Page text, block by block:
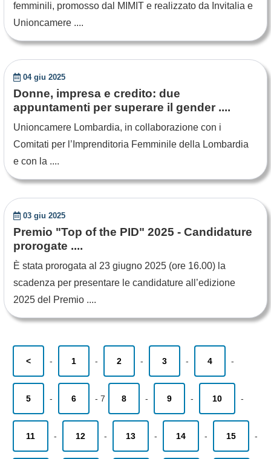
femminili, promosso dal MIMIT e realizzato da Invitalia e
Unioncamere ....
04 giu 2025
Donne, impresa e credito: due
appuntamenti per superare il gender ....
Unioncamere Lombardia, in collaborazione con i
Comitati per l’Imprenditoria Femminile della Lombardia
e con la ....
03 giu 2025
Premio "Top of the PID" 2025 - Candidature
prorogate ....
È stata prorogata al 23 giugno 2025 (ore 16.00) la
scadenza per presentare le candidature all’edizione
2025 del Premio ....
< - 1 - 2 - 3 - 4 -
5 - 6 - 7 8 - 9 - 10 -
11 - 12 - 13 - 14 - 15 -